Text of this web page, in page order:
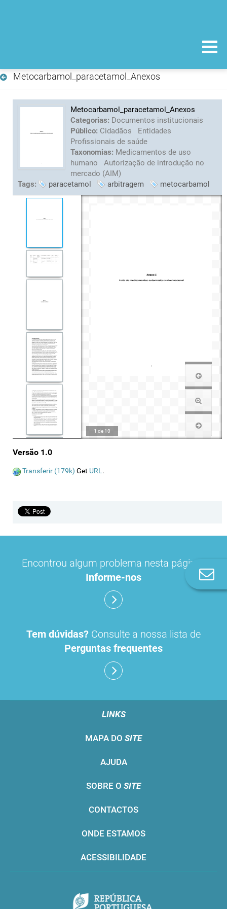
Metocarbamol_paracetamol_Anexos
Metocarbamol_paracetamol_Anexos
Categorias: Documentos institucionais
Público: Cidadãos
Entidades
Profissionais de saúde
Taxonomias: Medicamentos de uso
humano
Autorização de introdução no
mercado (AIM)
Tags:
paracetamol arbitragem metocarbamol
1 de 10
Versão 1.0
Transferir (179k) Get URL.
Encontrou algum problema nesta página?
Informe-nos
Tem dúvidas? Consulte a nossa lista de
Perguntas frequentes
LINKS
MAPA DO SITE
AJUDA
SOBRE O SITE
CONTACTOS
ONDE ESTAMOS
ACESSIBILIDADE